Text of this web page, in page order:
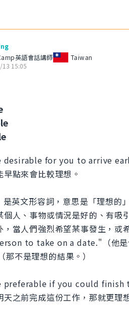
英語會話講師
Taiwan
15:05
for you to arrive
點來會比較理想。
英文形容詞，意思是「理想的
個人、事物或情況是好的、有
，當人們強烈希望某事發生，
to take on a date."（他
不是理想的結果。）
if you could finish
天之前完成這份工作，那就更理